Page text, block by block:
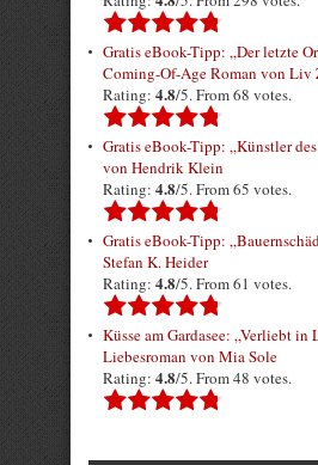
Gratis eBook-Tipp: „Der letzte
Coming-Of-Age Roman von Liv
Rating: 4.8/5. From 68 votes.
Gratis eBook-Tipp: „Künstler
von Hendrik Klein
Rating: 4.8/5. From 65 votes.
Gratis eBook-Tipp:
Stefan K. Heider
Rating: 4.8/5. From 61 votes.
Küsse am Gardasee: „Verliebt in
Liebesroman von Mia Sole
Rating: 4.8/5. From 48 votes.